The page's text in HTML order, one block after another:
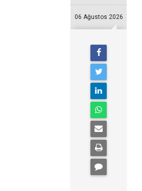
06 Ağustos 2026